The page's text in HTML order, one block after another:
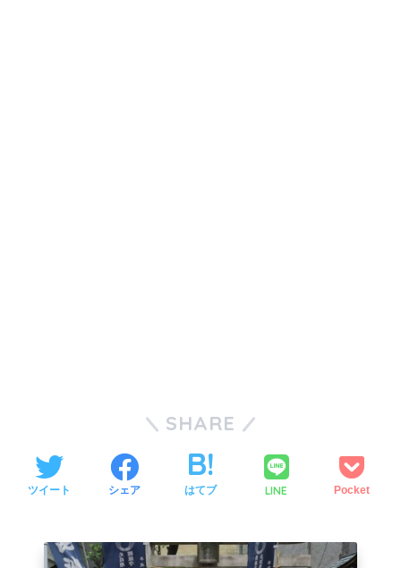
SHARE
ツイート シェア はてブ LINE Pocket